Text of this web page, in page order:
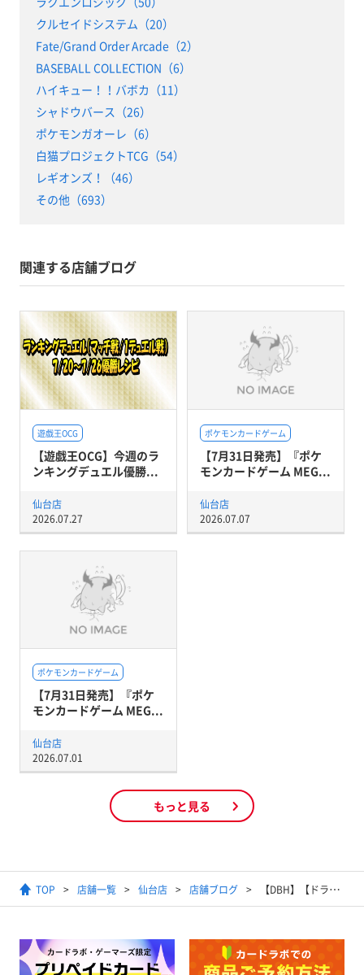
クルセイドシステム（20）
Fate/Grand Order Arcade（2）
BASEBALL COLLECTION（6）
ハイキュー！！バボカ（11）
シャドウバース（26）
ポケモンガオーレ（6）
白猫プロジェクトTCG（54）
レギオンズ！（46）
その他（693）
関連する店舗ブログ
遊戯王OCG
【遊戯王OCG】今週のラ
ンキングデュエル優勝...
仙台店
2026.07.27
ポケモンカードゲーム
【7月31日発売】『ポケ
モンカードゲーム MEG...
仙台店
2026.07.07
ポケモンカードゲーム
【7月31日発売】『ポケ
モンカードゲーム MEG...
仙台店
2026.07.01
もっと見る
TOP 店舗一覧 仙台店 店舗ブログ 【DBH】【ドラゴンボールヒーローズ】10月8日買取POP更新！！【買取情報】【高価買取】